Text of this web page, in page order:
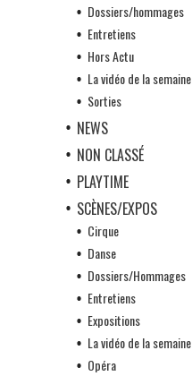
Dossiers/hommages
Entretiens
Hors Actu
La vidéo de la semaine
Sorties
NEWS
NON CLASSÉ
PLAYTIME
SCÈNES/EXPOS
Cirque
Danse
Dossiers/Hommages
Entretiens
Expositions
La vidéo de la semaine
Opéra